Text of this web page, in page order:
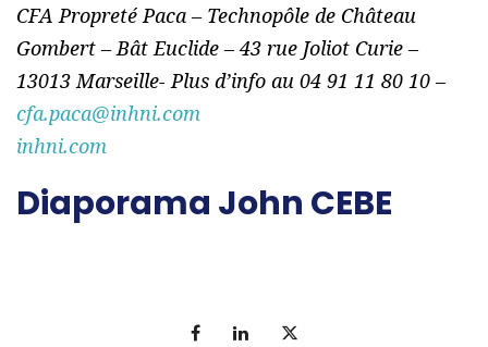
CFA Propreté Paca – Technopôle de Château
Gombert – Bât Euclide – 43 rue Joliot Curie –
13013 Marseille- Plus d’info au 04 91 11 80 10 –
cfa.paca@inhni.com
inhni.com
Diaporama John CEBE